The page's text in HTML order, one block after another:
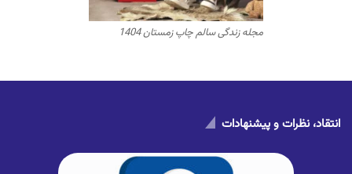
مجله زندگی سالم چاپ زمستان 1404
انتقاد، نظرات و پیشنهادات